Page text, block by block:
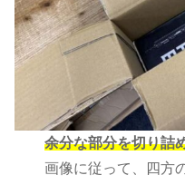
余分な部分を切り詰
画像に従って、四方